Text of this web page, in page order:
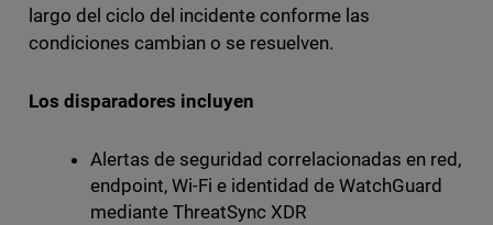
largo del ciclo del incidente conforme las
condiciones cambian o se resuelven.
Los disparadores incluyen
Alertas de seguridad correlacionadas en red,
endpoint, Wi-Fi e identidad de WatchGuard
mediante ThreatSync XDR